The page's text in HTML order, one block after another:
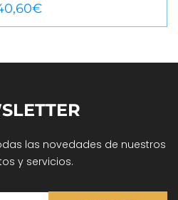
€
las novedades de nuestros
y servicios.